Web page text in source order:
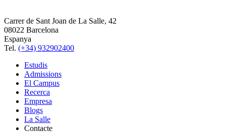
Carrer de Sant Joan de La Salle, 42
08022 Barcelona
Espanya
Tel. (+34) 932902400
Estudis
Admissions
El Campus
Recerca
Empresa
Blogs
La Salle
Contacte